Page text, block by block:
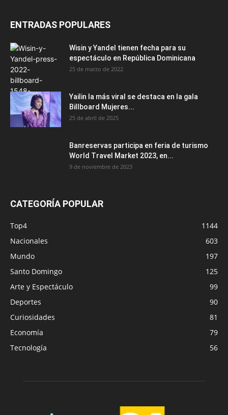
ENTRADAS POPULARES
Wisin y Yandel tienen fecha para su
espectáculo en República Dominicana
25 de marzo de 2022
Yailin la más viral se destaca en la gala
Billboard Mujeres...
25 de abril de 2025
Banreservas participa en feria de turismo
World Travel Market 2023, en...
9 de noviembre de 2023
CATEGORÍA POPULAR
Top4
1144
Nacionales
603
Mundo
197
Santo Domingo
125
Arte y Espectáculo
99
Deportes
90
Curiosidades
81
Economía
79
Tecnología
56